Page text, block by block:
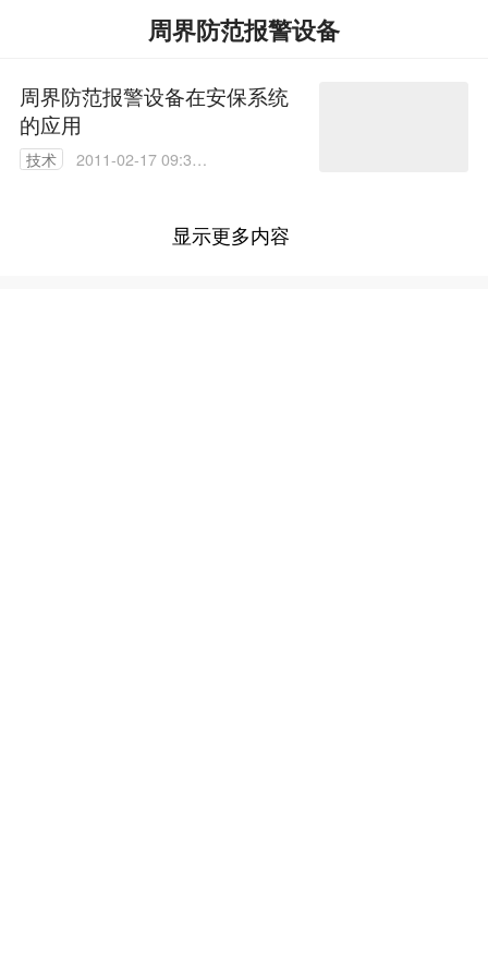
周界防范报警设备
周界防范报警设备在安保系统
的应用
技术
2011-02-17 09:34:
显示更多内容